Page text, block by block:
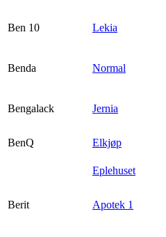
Ben 10 Lekia
Benda Normal
Bengalack Jernia
BenQ
Elkjøp
Eplehuset
Berit Apotek 1